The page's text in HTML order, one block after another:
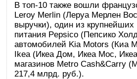
В топ-10 также вошли
Leroy Merlin (Леруа Мерлен
выручки), один из крупнейших
питания Pepsico (Пепсико
автомобилей Kia Motors (Киа
Ikea (Икеа Дом, Икеа Мос,
магазинов Metro Cash&Carry
217,4 млрд. руб.).